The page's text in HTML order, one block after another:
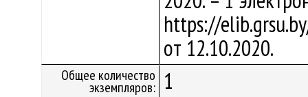
https://
от 12.10.2020.
Общее количество
экземпляров: 1